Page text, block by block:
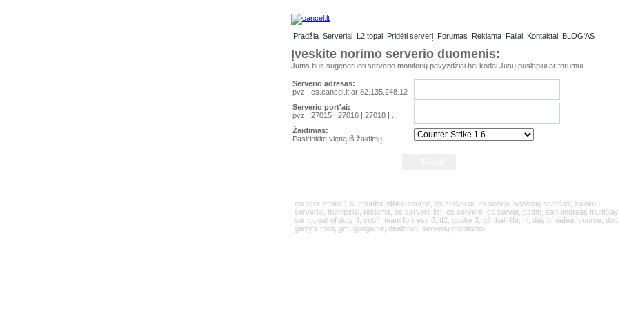
Pradžia Serveriai L2 topai Pridėti serverį Forumas Reklama Failai Kontaktai BLOG'AS
Įveskite norimo serverio duomenis:
Jums bus sugeneruoti serverio monitorių pavyzdžiai bei kodai Jūsų puslapiui ar forumui.
Serverio adresas:
pvz.: cs.cancel.lt ar 82.135.248.12
Serverio port'ai:
pvz.: 27015 | 27016 | 27018 | ...
Žaidimas:
Pasirinkite vieną iš žaidimų
counter-strike 1.6, counter-strike source, cs serveriai, cs servai, serverių sąrašas, žaidimų
serveriai, monitoriai, reklama, cs servers list, cs servers, cs server, csdm, san andreas
samp, call of duty 4, cod4, team fortress 2, tf2, quake 3, q3, half-life, hl, day of defeat source,
garry's mod, gm, gungame, deathrun, serverių monitoriai